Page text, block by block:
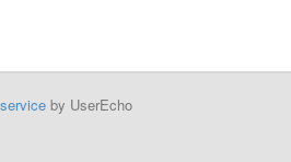
by UserEcho